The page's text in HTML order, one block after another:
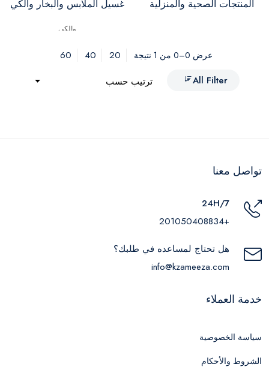
المنتجات الصحية والمنزلية غسيل الملابس والبخار والكي
عرض 0–0 من 1 نتيجة 20
40
60
All Filter
ترتيب حسب
تواصل معنا
24H/7
+201050408834
هل تحتاج لمساعده في طلبك؟
info@kzameeza.com
خدمة العملاء
سياسة الخصوصية
الشروط والأحكام